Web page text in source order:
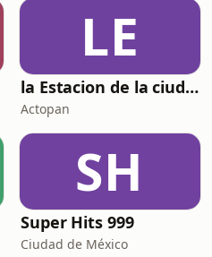
LE
la Estacion de la ciudad del convento ( Actopan radio online)
Actopan
SH
Super Hits 999
Ciudad de México